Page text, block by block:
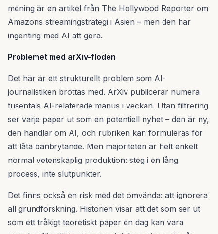
mening är en artikel från The Hollywood Reporter om
Amazons streamingstrategi i Asien – men den har
ingenting med AI att göra.
Problemet med arXiv-floden
Det här är ett strukturellt problem som AI-
journalistiken brottas med. ArXiv publicerar numera
tusentals AI-relaterade manus i veckan. Utan filtrering
ser varje paper ut som en potentiell nyhet – den är ny,
den handlar om AI, och rubriken kan formuleras för
att låta banbrytande. Men majoriteten är helt enkelt
normal vetenskaplig produktion: steg i en lång
process, inte slutpunkter.
Det finns också en risk med det omvända: att ignorera
all grundforskning. Historien visar att det som ser ut
som ett tråkigt teoretiskt paper en dag kan vara